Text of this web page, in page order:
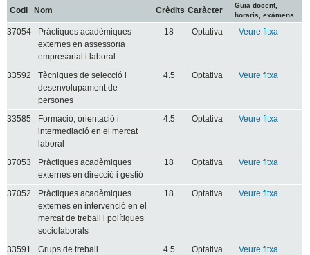
Codi Nom Crèdits Caràcter
Guia docent,
horaris, exàmens
37054
Pràctiques acadèmiques
externes en assessoria
empresarial i laboral
18 Optativa Veure fitxa
33592
Tècniques de selecció i
desenvolupament de
persones
4.5 Optativa Veure fitxa
33585
Formació, orientació i
intermediació en el mercat
laboral
4.5 Optativa Veure fitxa
37053
Pràctiques acadèmiques
externes en direcció i gestió
18 Optativa Veure fitxa
37052
Pràctiques acadèmiques
externes en intervenció en el
mercat de treball i polítiques
sociolaborals
18 Optativa Veure fitxa
33591 Grups de treball 4.5 Optativa Veure fitxa